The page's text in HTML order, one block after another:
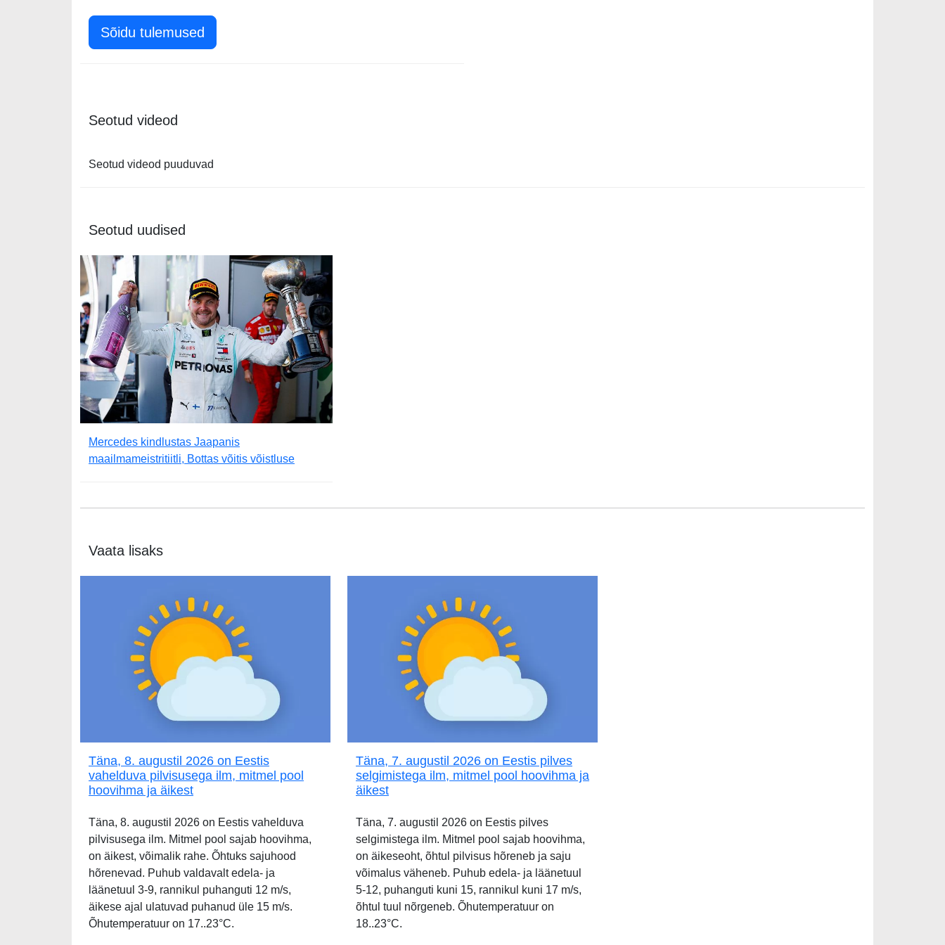
Sõidu tulemused
Seotud videod
Seotud videod puuduvad
Seotud uudised
Mercedes kindlustas Jaapanis
maailmameistritiitli, Bottas võitis võistluse
Vaata lisaks
Täna, 8. augustil 2026 on Eestis
vahelduva pilvisusega ilm, mitmel pool
hoovihma ja äikest
Täna, 8. augustil 2026 on Eestis vahelduva
pilvisusega ilm. Mitmel pool sajab hoovihma,
on äikest, võimalik rahe. Õhtuks sajuhood
hõrenevad. Puhub valdavalt edela- ja
läänetuul 3-9, rannikul puhanguti 12 m/s,
äikese ajal ulatuvad puhanud üle 15 m/s.
Õhutemperatuur on 17..23°C.
Täna, 7. augustil 2026 on Eestis pilves
selgimistega ilm, mitmel pool hoovihma ja
äikest
Täna, 7. augustil 2026 on Eestis pilves
selgimistega ilm. Mitmel pool sajab hoovihma,
on äikeseoht, õhtul pilvisus hõreneb ja saju
võimalus väheneb. Puhub edela- ja läänetuul
5-12, puhanguti kuni 15, rannikul kuni 17 m/s,
õhtul tuul nõrgeneb. Õhutemperatuur on
18..23°C.